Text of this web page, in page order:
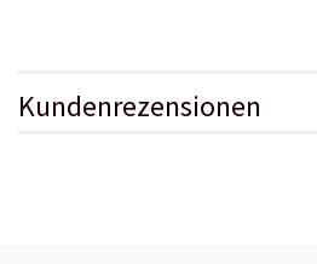
Kundenrezensionen